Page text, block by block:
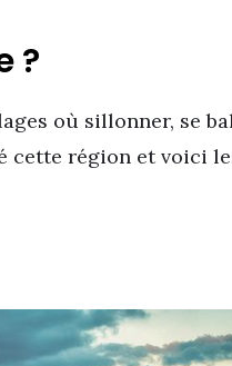
?
où sillonner, se
cette région et voici